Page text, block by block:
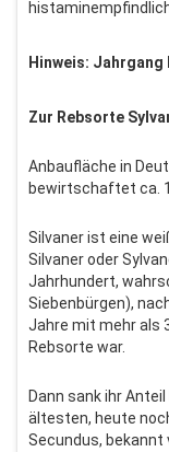
Hinweis:
Zur Rebsorte
Anbaufläche in
bewirtschaftet ca.
Silvaner ist eine
Silvaner oder
Jahrhundert,
Siebenbürgen),
Jahre mit mehr als
Rebsorte war.
Dann sank ihr
ältesten, heute
Secundus, bekannt